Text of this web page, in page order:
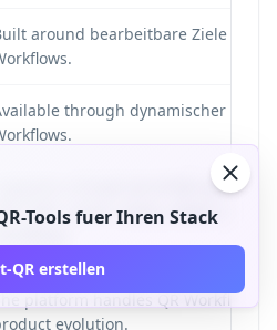
around bearbeitbare Ziele and
through dynamischer QR
Supports a broad set of QR use cases
WiFi, vCard, menu, event,
platform handles QR Workflow
evolution.
Tools fuer Ihren Stack
QR erstellen